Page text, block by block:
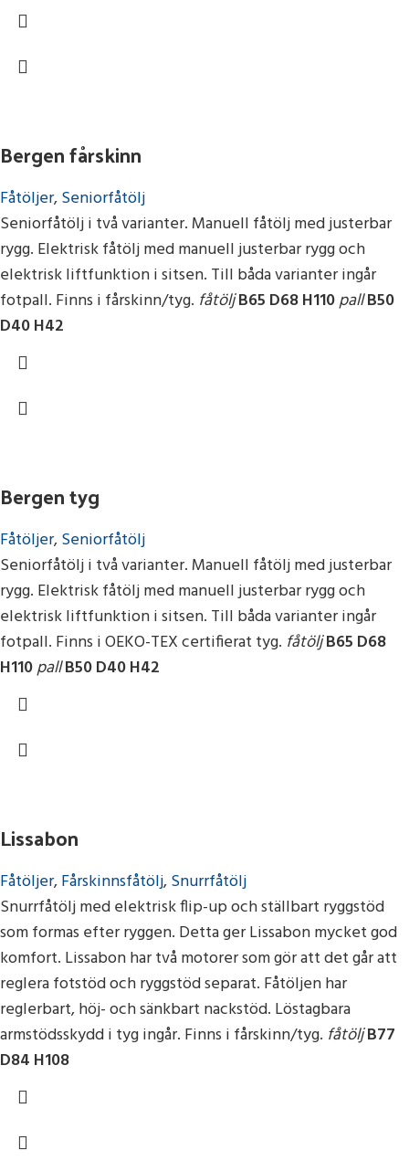
Bergen fårskinn
Fåtöljer,Seniorfåtölj
Seniorfåtölj i två varianter. Manuell fåtölj med justerbar
rygg. Elektrisk fåtölj med manuell justerbar rygg och
elektrisk liftfunktion i sitsen. Till båda varianter ingår
fotpall. Finns i fårskinn/tyg. fåtöljB65 D68 H110pallB50
D40 H42
Bergen tyg
Fåtöljer,Seniorfåtölj
Seniorfåtölj i två varianter. Manuell fåtölj med justerbar
rygg. Elektrisk fåtölj med manuell justerbar rygg och
elektrisk liftfunktion i sitsen. Till båda varianter ingår
fotpall. Finns i OEKO-TEX certifierat tyg. fåtöljB65 D68
H110pallB50 D40 H42
Lissabon
Fåtöljer,Fårskinnsfåtölj,Snurrfåtölj
Snurrfåtölj med elektrisk flip-up och ställbart ryggstöd
som formas efter ryggen. Detta ger Lissabon mycket god
komfort. Lissabon har två motorer som gör att det går att
reglera fotstöd och ryggstöd separat. Fåtöljen har
reglerbart, höj- och sänkbart nackstöd. Löstagbara
armstödsskydd i tyg ingår. Finns i fårskinn/tyg. fåtöljB77
D84 H108